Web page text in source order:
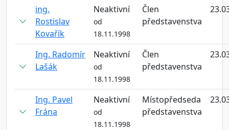
ing.
Rostislav
Kovařík
Neaktivní
od
18.11.1998
Člen
představenstva
Ing. Radomír
Lašák
Neaktivní
od
18.11.1998
Člen
představenstva
Ing. Pavel
Frána
Neaktivní
od
18.11.1998
Místopředseda
představenstva